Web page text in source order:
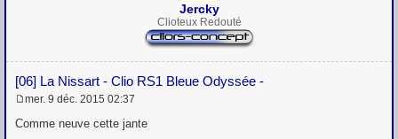
Jercky
Clioteux Redouté
[06] La Nissart - Clio RS1 Bleue Odyssée -
e
mer. 9 déc. 2015 02:37
Comme neuve cette jante